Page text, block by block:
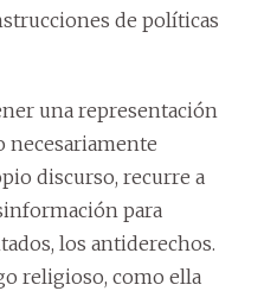
de políticas
una representación
necesariamente
discurso, recurre a
para
los antiderechos.
religioso, como ella